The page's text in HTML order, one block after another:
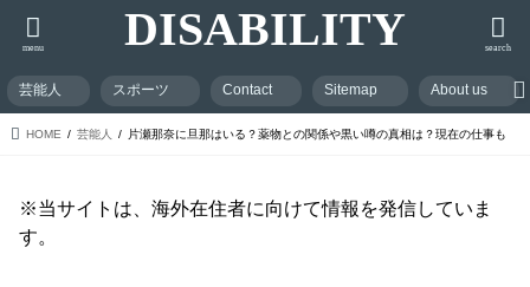
DISABILITY search
menu
芸能人 スポーツ Contact Sitemap About us
HOME 芸能人 片瀬那奈に旦那はいる？薬物との関係や黒い噂の真相は？現在の仕事も
※当サイトは、海外在住者に向けて情報を発信していま
す。